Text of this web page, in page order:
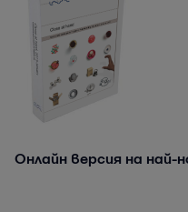
Онлайн версия на най-